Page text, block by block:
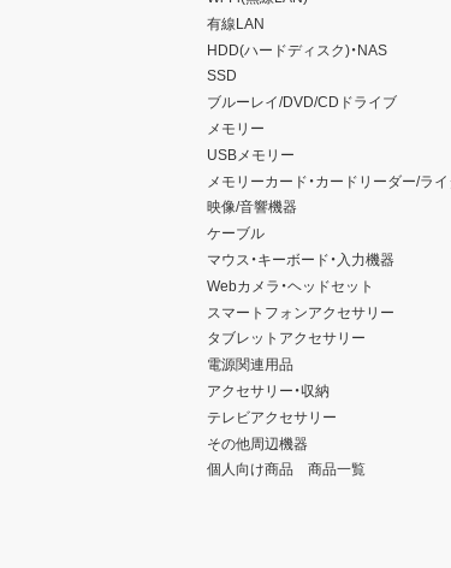
有線LAN
HDD(ハードディスク)・NAS
SSD
ブルーレイ/DVD/CDドライブ
メモリー
USBメモリー
メモリーカード・カードリーダー/ラ
映像/音響機器
ケーブル
マウス・キーボード・入力機器
Webカメラ・ヘッドセット
スマートフォンアクセサリー
タブレットアクセサリー
電源関連用品
アクセサリー・収納
テレビアクセサリー
その他周辺機器
個人向け商品 商品一覧